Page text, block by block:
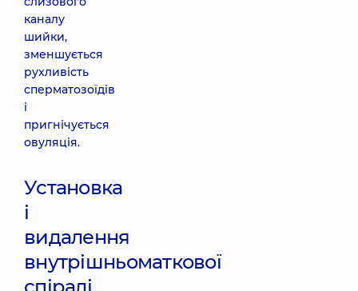
каналу
шийки,
зменшується
рухливість
сперматозоїдів
і
пригнічується
овуляція.
Установка
і
видалення
внутрішньоматкової